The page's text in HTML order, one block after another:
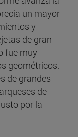
un mayor
y
de gran
fue muy
geométricos.
de grandes
de
por la